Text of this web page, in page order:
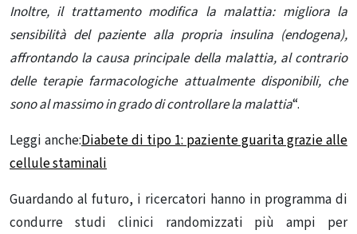
Inoltre, il trattamento modifica la malattia: migliora la
sensibilità del paziente alla propria insulina (endogena),
affrontando la causa principale della malattia, al contrario
delle terapie farmacologiche attualmente disponibili, che
sono al massimo in grado di controllare la malattia“.
Leggi anche:Diabete di tipo 1: paziente guarita grazie alle
cellule staminali
Guardando al futuro, i ricercatori hanno in programma di
condurre studi clinici randomizzati più ampi per